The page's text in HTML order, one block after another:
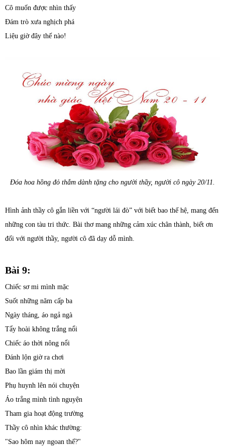
Cô muốn được nhìn thấy
Đám trò xưa nghịch phá
Liệu giờ đây thế nào!
Đóa hoa hồng đỏ thắm dành tặng cho người thầy, người cô ngày 20/11.
Hình ảnh thầy cô gắn liền với “người lái đò” với biết bao thế hệ, mang đến
những con tàu tri thức. Bài thơ mang những cảm xúc chân thành, biết ơn
đối với người thầy, người cô đã dạy dỗ mình.
Bài 9:
Chiếc sơ mi mình mặc
Suốt những năm cấp ba
Ngày tháng, áo ngả ngà
Tẩy hoài không trắng nổi
Chiếc áo thời nông nổi
Đánh lộn giờ ra chơi
Bao lần giám thị mời
Phụ huynh lên nói chuyện
Áo trắng mình tình nguyện
Tham gia hoạt động trường
Thầy cô nhìn khác thường:
"Sao hôm nay ngoan thế?"